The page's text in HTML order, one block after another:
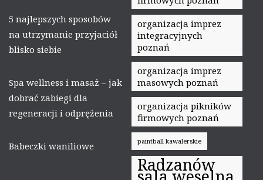
5 najlepszych sposobów
na utrzymanie przyjaciół
blisko siebie
Spa wellness i masaż – jak
dobrać zabiegi dla
regeneracji i odprężenia
Babeczki waniliowe
organizacja imprez
integracyjnych
poznań
organizacja imprez
masowych poznań
organizacja pikników
firmowych poznań
paintball kawalerskie
Radzanów